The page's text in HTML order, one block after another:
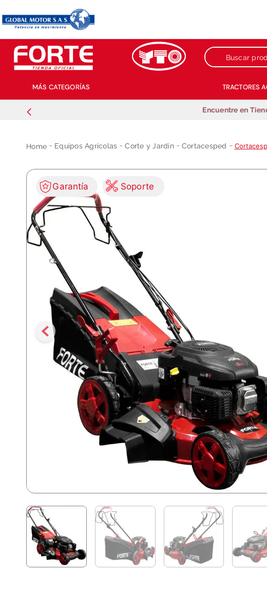
Buscar
MÁS CATEGORÍAS TRACTORES
Encuentre en
Equipos Agricolas Corte y Jardin Cortacesped
Garantía Soporte
1.
3.